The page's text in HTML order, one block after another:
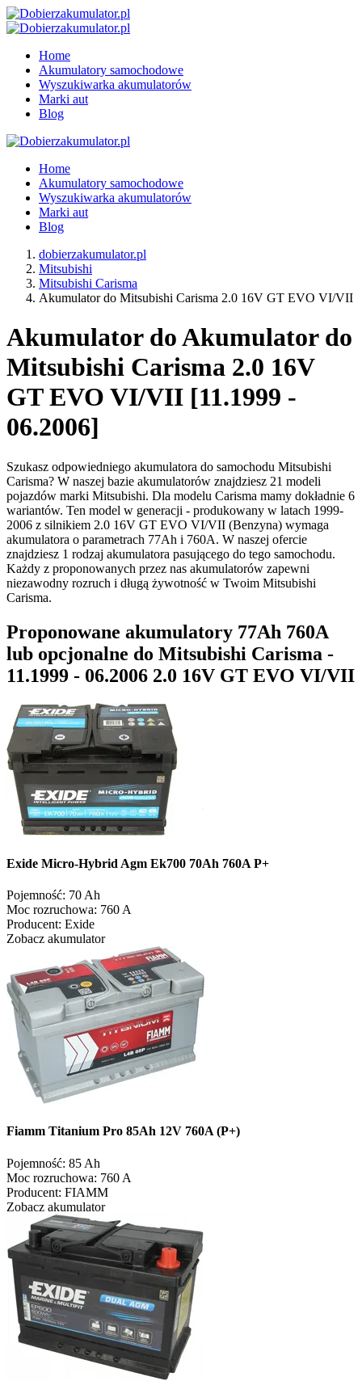
Home
Akumulatory samochodowe
Wyszukiwarka akumulatorów
Marki aut
Blog
Home
Akumulatory samochodowe
Wyszukiwarka akumulatorów
Marki aut
Blog
dobierzakumulator.pl
Mitsubishi
Mitsubishi Carisma
Akumulator do Mitsubishi Carisma 2.0 16V GT EVO VI/VII
Akumulator do Akumulator do
Mitsubishi Carisma 2.0 16V
GT EVO VI/VII [11.1999 -
06.2006]
Szukasz odpowiedniego akumulatora do samochodu Mitsubishi
Carisma? W naszej bazie akumulatorów znajdziesz 21 modeli
pojazdów marki Mitsubishi. Dla modelu Carisma mamy dokładnie 6
wariantów. Ten model w generacji - produkowany w latach 1999-
2006 z silnikiem 2.0 16V GT EVO VI/VII (Benzyna) wymaga
akumulatora o parametrach 77Ah i 760A. W naszej ofercie
znajdziesz 1 rodzaj akumulatora pasującego do tego samochodu.
Każdy z proponowanych przez nas akumulatorów zapewni
niezawodny rozruch i długą żywotność w Twoim Mitsubishi
Carisma.
Proponowane akumulatory 77Ah 760A
lub opcjonalne do Mitsubishi Carisma -
11.1999 - 06.2006 2.0 16V GT EVO VI/VII
Exide Micro-Hybrid Agm Ek700 70Ah 760A P+
Pojemność: 70 Ah
Moc rozruchowa: 760 A
Producent: Exide
Zobacz akumulator
Fiamm Titanium Pro 85Ah 12V 760A (P+)
Pojemność: 85 Ah
Moc rozruchowa: 760 A
Producent: FIAMM
Zobacz akumulator